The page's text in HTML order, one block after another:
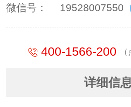
微信号： 19528007550
400-1566-200
详细信